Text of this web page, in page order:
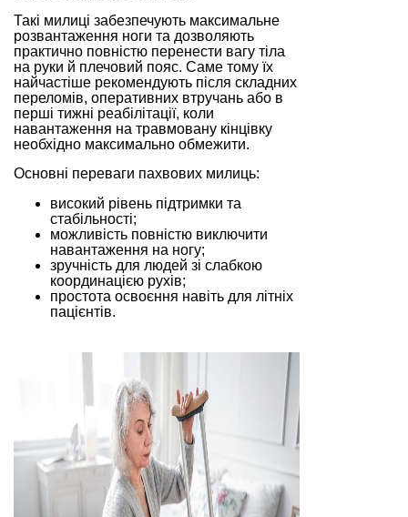
Такі милиці забезпечують максимальне
розвантаження ноги та дозволяють
практично повністю перенести вагу тіла
на руки й плечовий пояс. Саме тому їх
найчастіше рекомендують після складних
переломів, оперативних втручань або в
перші тижні реабілітації, коли
навантаження на травмовану кінцівку
необхідно максимально обмежити.
Основні переваги пахвових милиць:
високий рівень підтримки та
стабільності;
можливість повністю виключити
навантаження на ногу;
зручність для людей зі слабкою
координацією рухів;
простота освоєння навіть для літніх
пацієнтів.